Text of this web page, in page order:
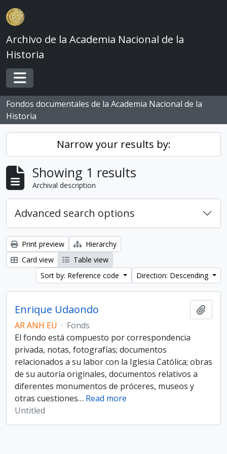
Skip to main content
Archivo de la Academia Nacional de la
Historia
Toggle navigation
Fondos documentales de la Academia Nacional de la
Historia
Narrow your results by:
Showing 1 results
Archival description
Advanced search options
Print preview
Hierarchy
Card view
Table view
Sort by: Reference code
Direction: Descending
Enrique Udaondo
AR ANH EU · Fonds
El fondo está compuesto por correspondencia
privada, notas, fotografías; documentos
relacionados a su labor con la Iglesia Católica; obras
de su autoría originales, documentos relativos a
diferentes monumentos de próceres, museos y
otras cuestiones… Read more
Untitled